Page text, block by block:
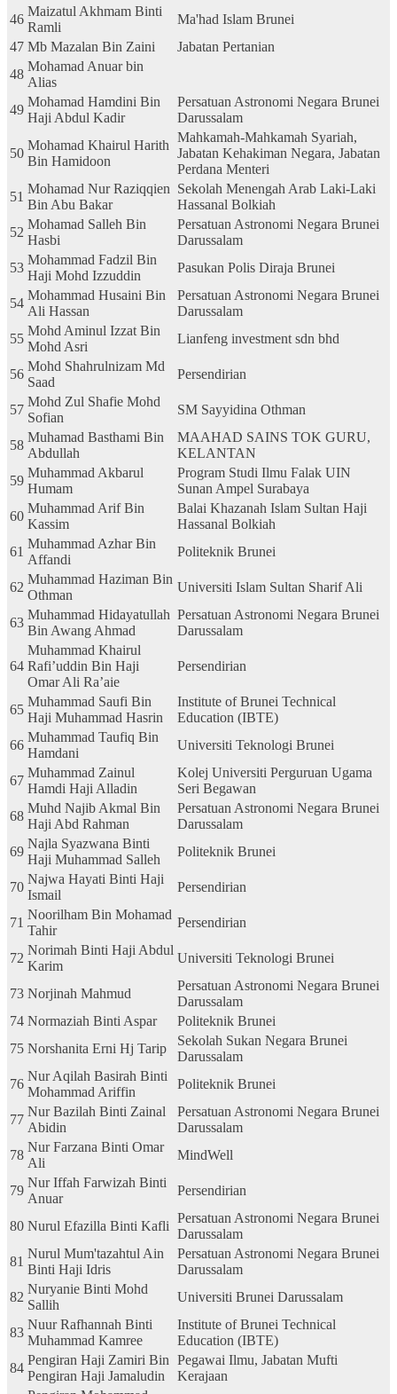
46
Maizatul Akhmam Binti
Ramli
Ma'had Islam Brunei
47 Mb Mazalan Bin Zaini
Jabatan Pertanian
48
Mohamad Anuar bin
Alias
49
Mohamad Hamdini Bin
Haji Abdul Kadir
Persatuan Astronomi Negara Brunei
Darussalam
50
Mohamad Khairul Harith
Bin Hamidoon
Mahkamah-Mahkamah Syariah,
Jabatan Kehakiman Negara, Jabatan
Perdana Menteri
51
Mohamad Nur Raziqqien
Bin Abu Bakar
Sekolah Menengah Arab Laki-Laki
Hassanal Bolkiah
52
Mohamad Salleh Bin
Hasbi
Persatuan Astronomi Negara Brunei
Darussalam
53
Mohammad Fadzil Bin
Haji Mohd Izzuddin
Pasukan Polis Diraja Brunei
54
Mohammad Husaini Bin
Ali Hassan
Persatuan Astronomi Negara Brunei
Darussalam
55
Mohd Aminul Izzat Bin
Mohd Asri
Lianfeng investment sdn bhd
56
Mohd Shahrulnizam Md
Saad
Persendirian
57
Mohd Zul Shafie Mohd
Sofian
SM Sayyidina Othman
58
Muhamad Basthami Bin
Abdullah
MAAHAD SAINS TOK GURU,
KELANTAN
59
Muhammad Akbarul
Humam
Program Studi Ilmu Falak UIN
Sunan Ampel Surabaya
60
Muhammad Arif Bin
Kassim
Balai Khazanah Islam Sultan Haji
Hassanal Bolkiah
61
Muhammad Azhar Bin
Affandi
Politeknik Brunei
62
Muhammad Haziman Bin
Othman
Universiti Islam Sultan Sharif Ali
63
Muhammad Hidayatullah
Bin Awang Ahmad
Persatuan Astronomi Negara Brunei
Darussalam
64
Muhammad Khairul
Rafi’uddin Bin Haji
Omar Ali Ra’aie
Persendirian
65
Muhammad Saufi Bin
Haji Muhammad Hasrin
Institute of Brunei Technical
Education (IBTE)
66
Muhammad Taufiq Bin
Hamdani
Universiti Teknologi Brunei
67
Muhammad Zainul
Hamdi Haji Alladin
Kolej Universiti Perguruan Ugama
Seri Begawan
68
Muhd Najib Akmal Bin
Haji Abd Rahman
Persatuan Astronomi Negara Brunei
Darussalam
69
Najla Syazwana Binti
Haji Muhammad Salleh
Politeknik Brunei
70
Najwa Hayati Binti Haji
Ismail
Persendirian
71
Noorilham Bin Mohamad
Tahir
Persendirian
72
Norimah Binti Haji Abdul
Karim
Universiti Teknologi Brunei
73 Norjinah Mahmud
Persatuan Astronomi Negara Brunei
Darussalam
74 Normaziah Binti Aspar
Politeknik Brunei
75 Norshanita Erni Hj Tarip
Sekolah Sukan Negara Brunei
Darussalam
76
Nur Aqilah Basirah Binti
Mohammad Ariffin
Politeknik Brunei
77
Nur Bazilah Binti Zainal
Abidin
Persatuan Astronomi Negara Brunei
Darussalam
78
Nur Farzana Binti Omar
Ali
MindWell
79
Nur Iffah Farwizah Binti
Anuar
Persendirian
80 Nurul Efazilla Binti Kafli
Persatuan Astronomi Negara Brunei
Darussalam
81
Nurul Mum'tazahtul Ain
Binti Haji Idris
Persatuan Astronomi Negara Brunei
Darussalam
82
Nuryanie Binti Mohd
Sallih
Universiti Brunei Darussalam
83
Nuur Rafhannah Binti
Muhammad Kamree
Institute of Brunei Technical
Education (IBTE)
84
Pengiran Haji Zamiri Bin
Pengiran Haji Jamaludin
Pegawai Ilmu, Jabatan Mufti
Kerajaan